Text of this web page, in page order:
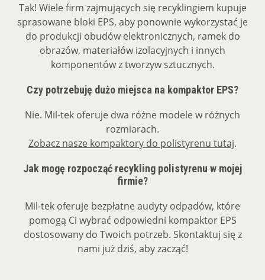
Tak! Wiele firm zajmujących się recyklingiem kupuje
sprasowane bloki EPS, aby ponownie wykorzystać je
do produkcji obudów elektronicznych, ramek do
obrazów, materiałów izolacyjnych i innych
komponentów z tworzyw sztucznych.
Czy potrzebuję dużo miejsca na kompaktor EPS?
Nie. Mil-tek oferuje dwa różne modele w różnych
rozmiarach.
Zobacz nasze kompaktory do polistyrenu tutaj.
Jak mogę rozpocząć recykling polistyrenu w mojej
firmie?
Mil-tek oferuje bezpłatne audyty odpadów, które
pomogą Ci wybrać odpowiedni kompaktor EPS
dostosowany do Twoich potrzeb. Skontaktuj się z
nami już dziś, aby zacząć!